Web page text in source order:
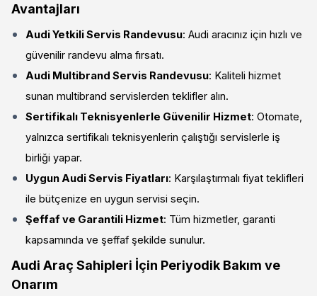
Avantajları
Audi Yetkili Servis Randevusu: Audi aracınız için hızlı ve
güvenilir randevu alma fırsatı.
Audi Multibrand Servis Randevusu: Kaliteli hizmet
sunan multibrand servislerden teklifler alın.
Sertifikalı Teknisyenlerle Güvenilir Hizmet: Otomate,
yalnızca sertifikalı teknisyenlerin çalıştığı servislerle iş
birliği yapar.
Uygun Audi Servis Fiyatları: Karşılaştırmalı fiyat teklifleri
ile bütçenize en uygun servisi seçin.
Şeffaf ve Garantili Hizmet: Tüm hizmetler, garanti
kapsamında ve şeffaf şekilde sunulur.
Audi Araç Sahipleri İçin Periyodik Bakım ve
Onarım